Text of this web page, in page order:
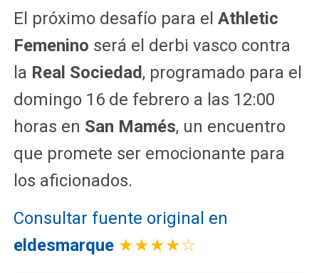
El próximo desafío para el Athletic
Femenino será el derbi vasco contra
la Real Sociedad, programado para el
domingo 16 de febrero a las 12:00
horas en San Mamés, un encuentro
que promete ser emocionante para
los aficionados.
Consultar fuente original en
eldesmarque★★★★☆